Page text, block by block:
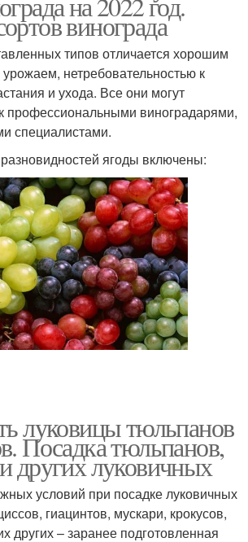
винограда
типов отличается хорошим
нетребовательностью к
и ухода. Все они могут
профессиональными виноградарями,
специалистами.
ягоды включены:
луковицы тюльпанов
Посадка тюльпанов,
других луковичных
условий при посадке луковичных
гиацинтов, мускари, крокусов,
других – заранее подготовленная